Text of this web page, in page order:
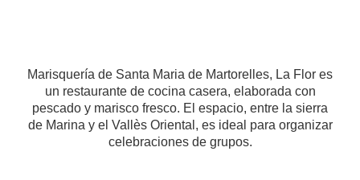
Marisquería de Santa Maria de Martorelles, La Flor es
un restaurante de cocina casera, elaborada con
pescado y marisco fresco. El espacio, entre la sierra
de Marina y el Vallès Oriental, es ideal para organizar
celebraciones de grupos.